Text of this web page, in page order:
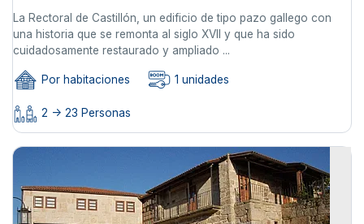
La Rectoral de Castillón, un edificio de tipo pazo gallego con
una historia que se remonta al siglo XVII y que ha sido
cuidadosamente restaurado y ampliado ...
Por habitaciones 1 unidades
2 -> 23 Personas